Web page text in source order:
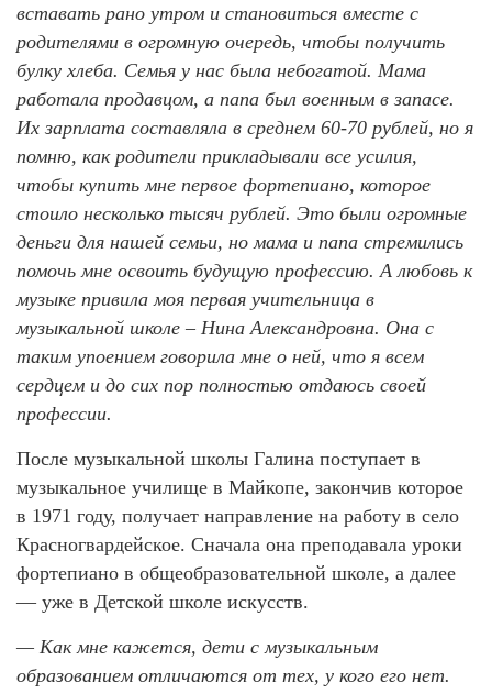
вставать рано утром и становиться вместе с
родителями в огромную очередь, чтобы получить
булку хлеба. Семья у нас была небогатой. Мама
работала продавцом, а папа был военным в запасе.
Их зарплата составляла в среднем 60-70 рублей, но я
помню, как родители прикладывали все усилия,
чтобы купить мне первое фортепиано, которое
стоило несколько тысяч рублей. Это были огромные
деньги для нашей семьи, но мама и папа стремились
помочь мне освоить будущую профессию. А любовь к
музыке привила моя первая учительница в
музыкальной школе – Нина Александровна. Она с
таким упоением говорила мне о ней, что я всем
сердцем и до сих пор полностью отдаюсь своей
профессии.
После музыкальной школы Галина поступает в
музыкальное училище в Майкопе, закончив которое
в 1971 году, получает направление на работу в село
Красногвардейское. Сначала она преподавала уроки
фортепиано в общеобразовательной школе, а далее
— уже в Детской школе искусств.
— Как мне кажется, дети с музыкальным
образованием отличаются от тех, у кого его нет.